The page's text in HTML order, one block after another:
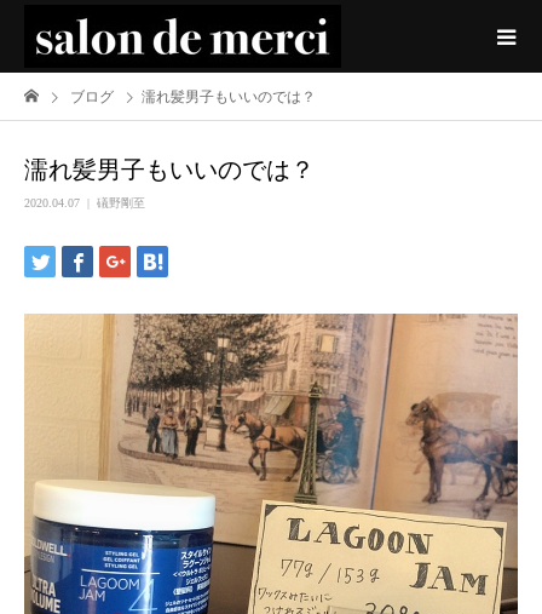
ブログ 濡れ髪男子もいいのでは？
濡れ髪男子もいいのでは？
2020.04.07 礒野剛至